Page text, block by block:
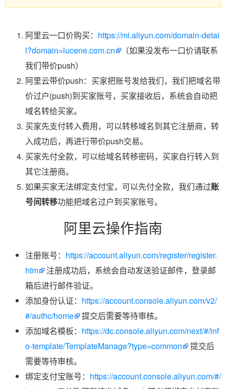
阿里云一口价购买： https://mi.aliyun.com/domain-detai
l?domain=lucene.com.cn
（如果没发布一口价请联系
我们带价push）
阿里云带价push：买家把账号发给我们，我们把域名带
价过户(push)到买家账号，买家接收后，系统会自动把
域名转给买家。
买家先支付转入费用，可以转移域名到其它注册商，转
入成功后，再进行带价push交易。
买家先付全款，可以给域名转移密码，买家自行转入到
其它注册商。
如果买家无法绑定支付宝，可以先付全款，我们通过账
号间转移功能把域名过户到买家账号。
阿里云操作指南
注册账号： https://account.aliyun.com/register/register.
htm
注册成功后，系统会自动发送验证邮件，登录邮
箱后进行邮件验证。
添加身份认证： https://account.console.aliyun.com/v2/
#/authc/home
提交后需要等待审核。
添加域名模板： https://dc.console.aliyun.com/next/#/inf
o-template/TemplateManage?type=common
提交后
需要等待审核。
绑定支付宝账号： https://account.console.aliyun.com/#/